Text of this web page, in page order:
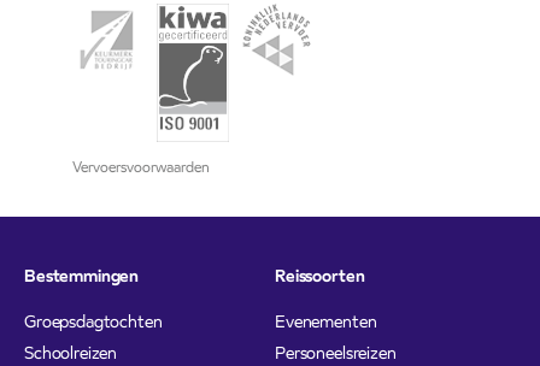
Vervoersvoorwaarden
Bestemmingen
Groepsdagtochten
Schoolreizen
Reissoorten
Evenementen
Personeelsreizen